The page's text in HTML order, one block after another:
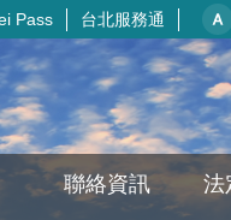
Pass 台北服務通
聯絡資訊 法